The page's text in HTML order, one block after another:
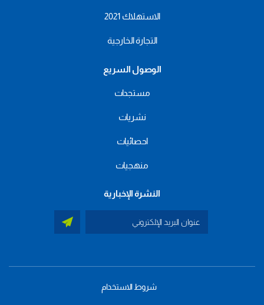
الاستهلاك 2021
التجارة الخارجية
الوصول السريع
مستجدات
نشريات
احصائيات
منهجيات
النشرة الإخبارية
شروط الاستخدام